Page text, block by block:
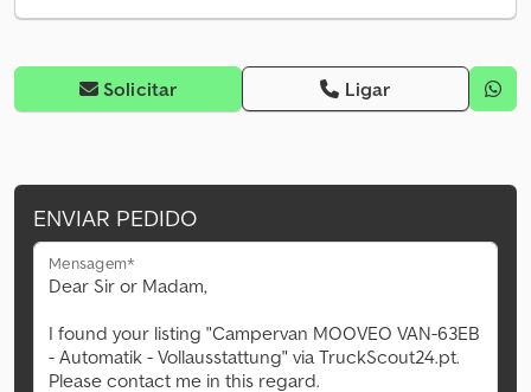
Solicitar Ligar
ENVIAR PEDIDO
Mensagem*